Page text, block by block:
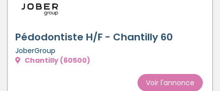
Pédodontiste H/F - Chantilly 60
JoberGroup
Chantilly (60500)
Voir l'annonce